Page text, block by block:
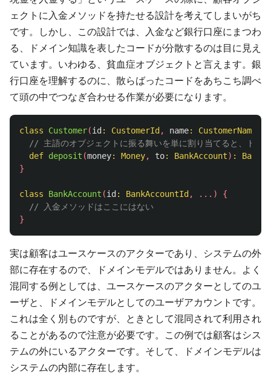
ェクトに入金メソッドを持たせる設計を考えてしまいがち
です。しかし、この設計では、入金など銀行口座にまつわ
る、ドメイン知識を表したコードが分散するのは目に見え
ています。いわゆる、貧血症オブジェクトと言えます。銀
行口座を理解するのに、散らばったコードをあちこち調べ
て頭の中でつなぎ合わせる作業が必要になります。
class Customer(id : CustomerId , name: CustomerName
// 主語のオブジェクトに振る舞いを単に割り当てると、ドメ
def deposit (money: Money, to: BankAccount) :
}
class BankAccount (id : BankAccountId , ...)
{
// 入金メソッドはここにはない
}
実は顧客はユースケースのアクターであり、システムの外
部に存在するので、ドメインモデルではありません。よく
混同する例としては、ユースケースのアクターとしてのユ
ーザと、ドメインモデルとしてのユーザアカウントです。
これは全く別ものですが、ときとして混同されて利用され
ることがあるので注意が必要です。この例では顧客はシス
テムの外にいるアクターです。そして、ドメインモデルは
システムの内部に存在します。